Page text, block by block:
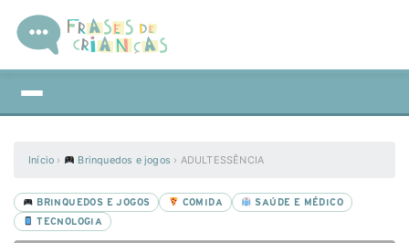
Início › Brinquedos e jogos › ADULTESSÊNCIA
BRINQUEDOS E JOGOS COMIDA
SAÚDE E MÉDICO
TECNOLOGIA